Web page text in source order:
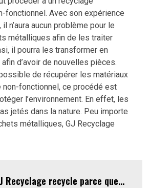
fonctionnel. Avec son expérience
n’aura aucun problème pour le
métalliques afin de les traiter
il pourra les transformer en
d’avoir de nouvelles pièces.
de récupérer les matériaux
non-fonctionnel, ce procédé est
l’environnement. En effet, les
jetés dans la nature. Peu importe
métalliques, GJ Recyclage
Recyclage recycle parce que…